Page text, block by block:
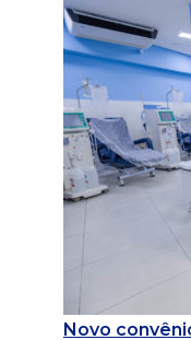
Novo